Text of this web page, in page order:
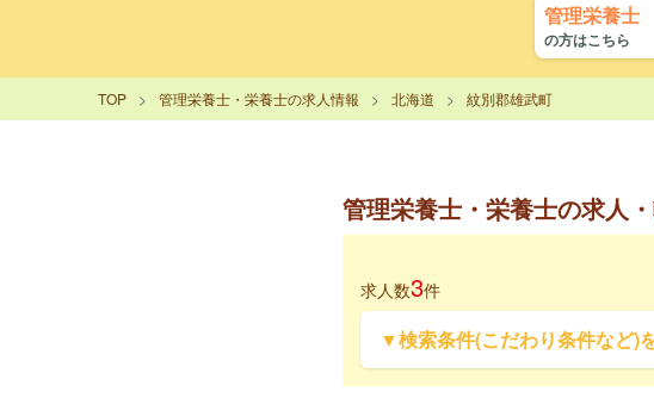
管理栄養士
の方はこちら
TOP 管理栄養士・栄養士の求人情報 北海道 紋別郡雄武町
管理栄養士・栄養士の求人
求人数3件
▼検索条件(こだわり条件など)